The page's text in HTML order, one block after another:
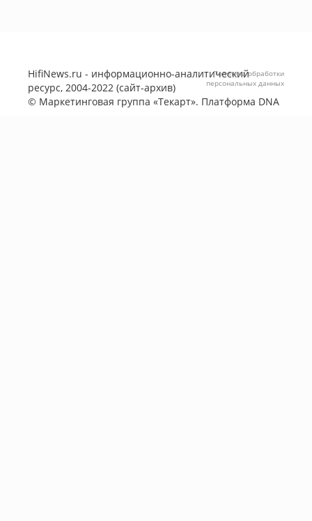
HifiNews.ru - информационно-аналитический
ресурс, 2004-2022 (сайт-архив)
© Маркетинговая группа «Текарт». Платформа DNA
Политика обработки
персональных данных